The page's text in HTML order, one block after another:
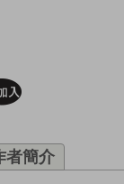
者簡介